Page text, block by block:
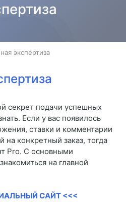
экспертиза
секрет подачи успешных
Если у вас появилось
ставки и комментарии
на конкретный заказ, тогда
Pro. С основными
на главной
САЙТ <<<